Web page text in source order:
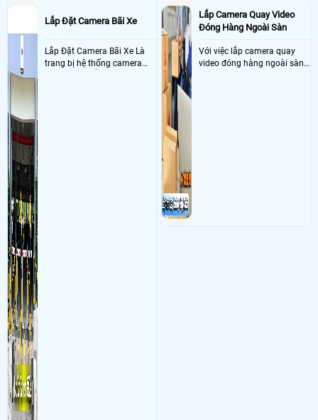
Lắp Đặt Camera Bãi Xe
Lắp Đặt Camera Bãi Xe Là
trang bị hệ thống camera
Lắp Camera Quay Video
Đóng Hàng Ngoài Sàn
Với việc lắp camera quay
video đóng hàng ngoài sàn